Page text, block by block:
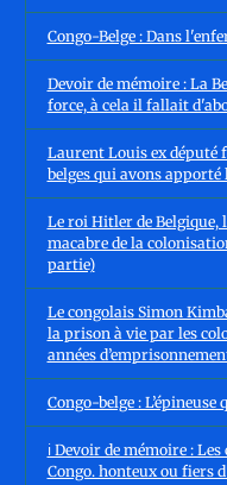
Congo-Belge : Dans
Devoir de mémoire : La
force, à cela il fallait
Laurent Louis ex député
belges qui avons apporté
Le roi Hitler de Belgique,
macabre de la
partie)
Le congolais Simon
la prison à vie par les
années
Congo-belge : L’épineuse
ℹ️ Devoir de mémoire :
Congo. honteux ou fiers